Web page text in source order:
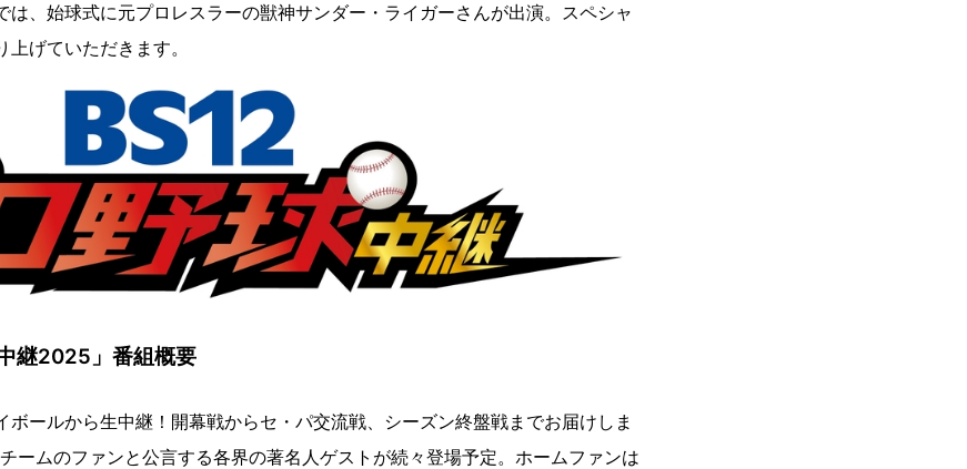
は、始球式に元プロレスラーの獣神サンダー・ライガーさんが出演。スペシャ
げていただきます。
継2025」番組概要
ボールから生中継！開幕戦からセ・パ交流戦、シーズン終盤戦までお届けしま
ームのファンと公言する各界の著名人ゲストが続々登場予定。ホームファンは